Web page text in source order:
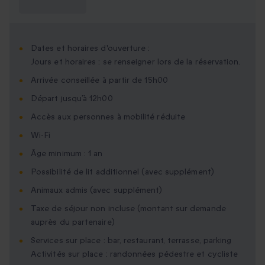
Dates et horaires d'ouverture :
Jours et horaires : se renseigner lors de la réservation.
Arrivée conseillée à partir de 15h00
Départ jusqu’à 12h00
Accès aux personnes à mobilité réduite
Wi-Fi
Âge minimum : 1 an
Possibilité de lit additionnel (avec supplément)
Animaux admis (avec supplément)
Taxe de séjour non incluse (montant sur demande
auprès du partenaire)
Services sur place : bar, restaurant, terrasse, parking
Activités sur place : randonnées pédestre et cycliste